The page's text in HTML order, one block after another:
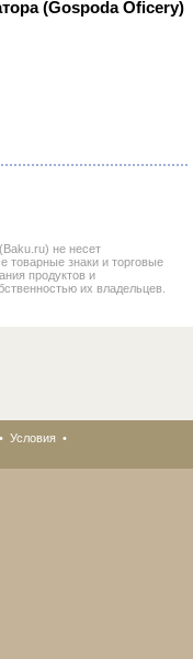
(Gospoda Oficery)
не несет
товарные знаки и торговые
продуктов и
их владельцев.
Условия •